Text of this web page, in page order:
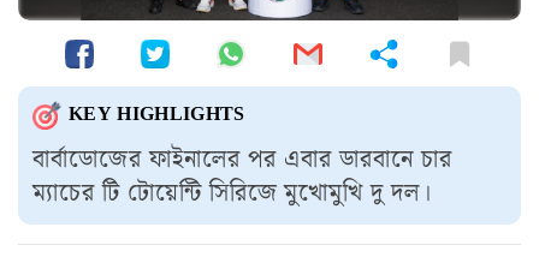
KEY HIGHLIGHTS
বার্বাডোজের ফাইনালের পর এবার ডারবানে চার
ম্যাচের টি টোয়েন্টি সিরিজে মুখোমুখি দু দল।